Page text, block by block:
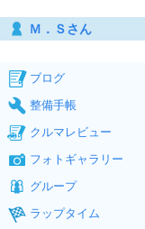
Ｍ．Ｓさん
ブログ
整備手帳
クルマレビュー
フォトギャラリー
グループ
ラップタイム